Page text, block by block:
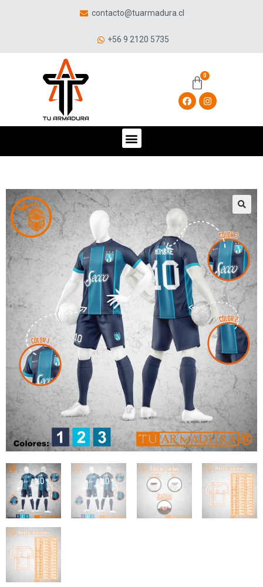
contacto@tuarmadura.cl
+56 9 2120 5735
🔍